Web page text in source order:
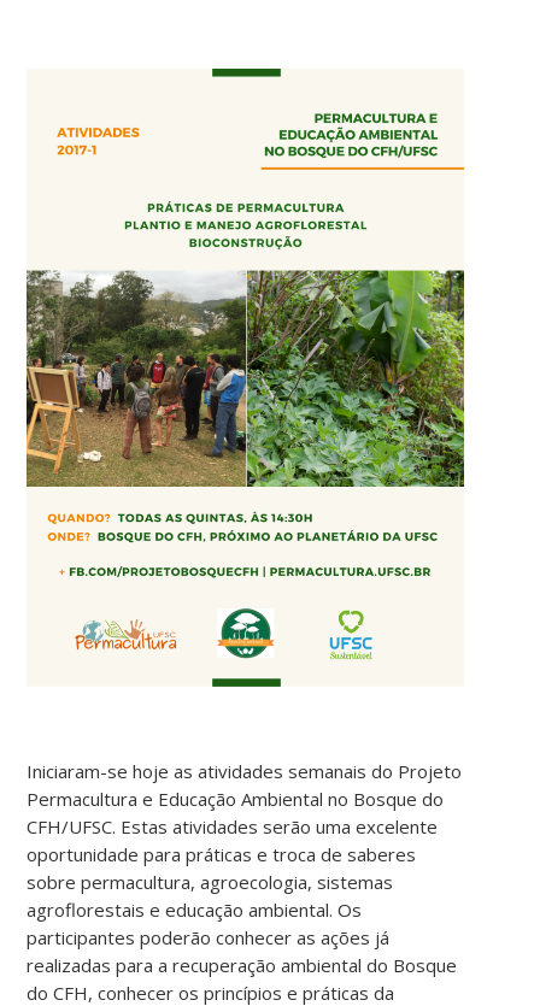
Iniciaram-se hoje as atividades semanais do Projeto
Permacultura e Educação Ambiental no Bosque do
CFH/UFSC. Estas atividades serão uma excelente
oportunidade para práticas e troca de saberes
sobre permacultura, agroecologia, sistemas
agroflorestais e educação ambiental. Os
participantes poderão conhecer as ações já
realizadas para a recuperação ambiental do Bosque
do CFH, conhecer os princípios e práticas da